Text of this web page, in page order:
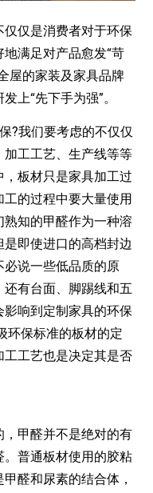
仅是消费者对于环保
满足对产品愈发“苛
屋的家装及家具品牌
上“先下手为强”。
我们要考虑的不仅仅
工工艺、生产线等等
板材只是家具加工过
的过程中要大量使用
知的甲醛作为一种溶
即使进口的高档封边
说一些低品质的原
有台面、脚踢线和五
响到定制家具的环保
环保标准的板材的定
工艺也是决定其是否
甲醛并不是绝对的有
普通板材使用的胶粘
醛和尿素的结合体，